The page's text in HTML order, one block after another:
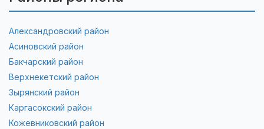
Александровский район
Асиновский район
Бакчарский район
Верхнекетский район
Зырянский район
Каргасокский район
Кожевниковский район